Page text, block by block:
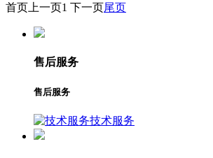
首页 上一页1 下一页尾页
售后服务
售后服务
技术服务